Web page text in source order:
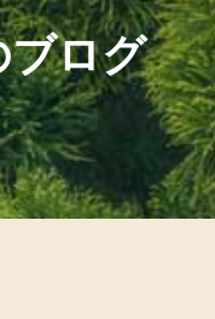
ブログ